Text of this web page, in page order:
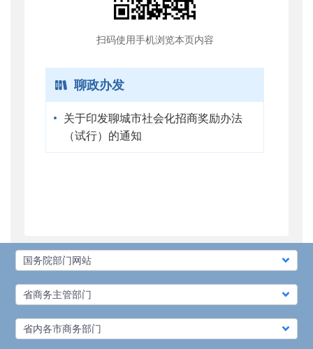
扫码使用手机浏览本页内容
聊政办发
关于印发聊城市社会化招商奖励办法
（试行）的通知
国务院部门网站
省商务主管部门
省内各市商务部门